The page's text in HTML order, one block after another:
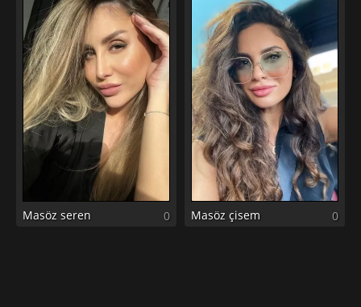
Masöz seren 0 Masöz çisem 0